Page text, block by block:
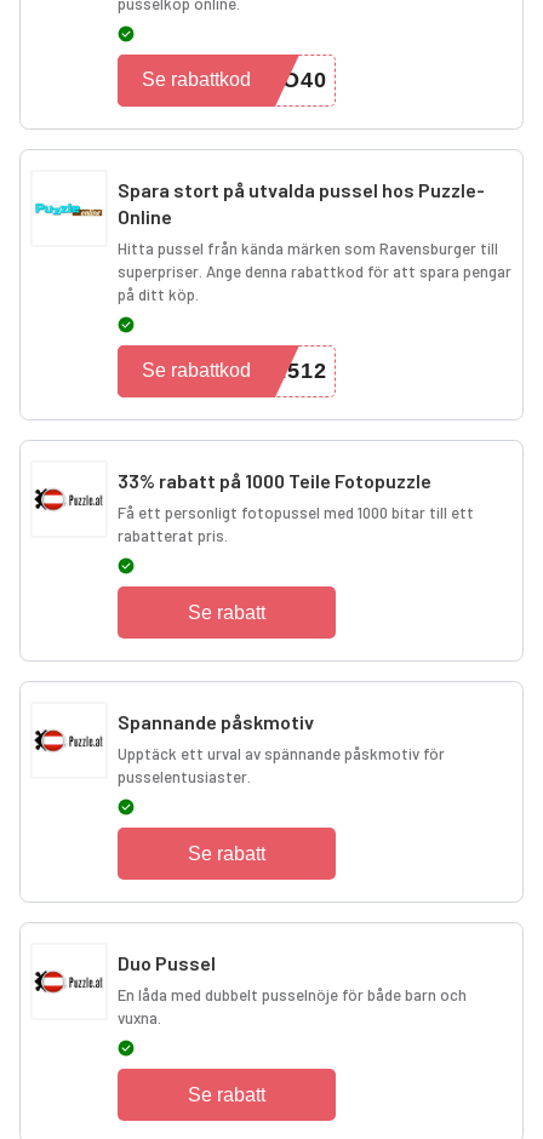
PO40
Se rabattkod
Spara stort på utvalda pussel hos Puzzle-
Online
Hitta pussel från kända märken som Ravensburger till
superpriser. Ange denna rabattkod för att spara pengar
på ditt köp.
2512
Se rabattkod
33% rabatt på 1000 Teile Fotopuzzle
Få ett personligt fotopussel med 1000 bitar till ett
rabatterat pris.
Se rabatt
Spannande påskmotiv
Upptäck ett urval av spännande påskmotiv för
pusselentusiaster.
Se rabatt
Duo Pussel
En låda med dubbelt pusselnöje för både barn och
vuxna.
Se rabatt